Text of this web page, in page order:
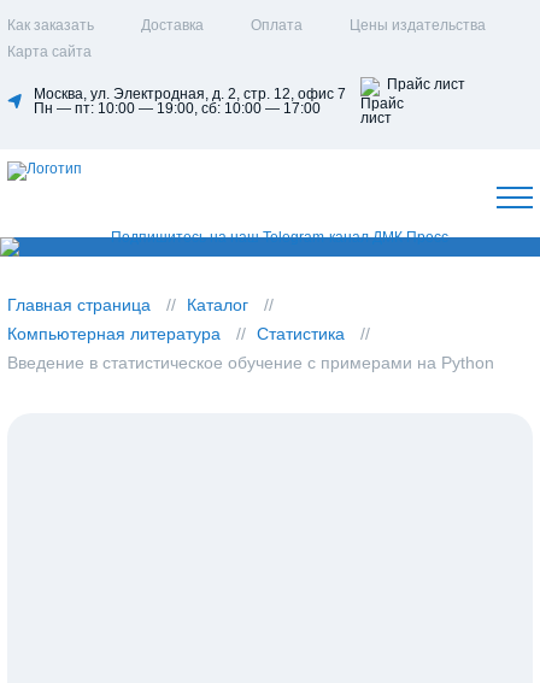
Как заказать Доставка Оплата
Цены издательства
Карта сайта
Москва, ул. Электродная, д. 2, стр. 12, офис 7
Пн — пт: 10:00 — 19:00, сб: 10:00 — 17:00
Прайс лист
Главная страница
Каталог
Компьютерная литература
Статистика
Введение в статистическое обучение с примерами на Python